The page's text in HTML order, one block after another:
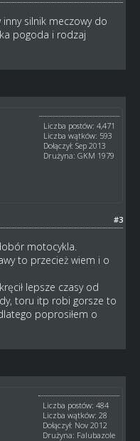
silnik meczowy do
pogoda i rodzaj
Liczba postów: 4,471
Liczba wątków: 593
Dołączył: Sep 2013
Drużyna: GKM 1979
#3
motocykla.
to przecież wiem i o
lepsze czasy od
toru itp robi gorsze to
poprosiłem o
Liczba postów: 484
Liczba wątków: 28
Dołączył: Nov 2012
Drużyna: Falubazole